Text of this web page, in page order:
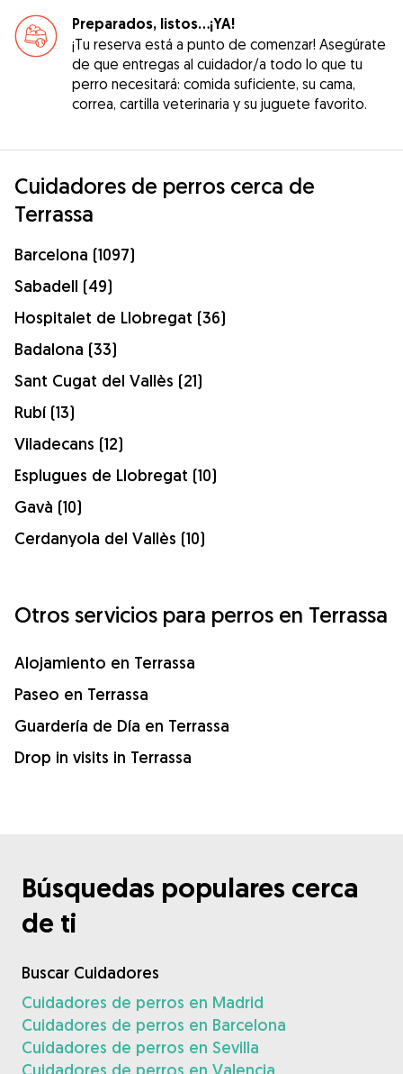
Preparados, listos...¡YA!
¡Tu reserva está a punto de comenzar! Asegúrate
de que entregas al cuidador/a todo lo que tu
perro necesitará: comida suficiente, su cama,
correa, cartilla veterinaria y su juguete favorito.
Cuidadores de perros cerca de
Terrassa
Barcelona (1097)
Sabadell (49)
Hospitalet de Llobregat (36)
Badalona (33)
Sant Cugat del Vallès (21)
Rubí (13)
Viladecans (12)
Esplugues de Llobregat (10)
Gavà (10)
Cerdanyola del Vallès (10)
Otros servicios para perros en Terrassa
Alojamiento en Terrassa
Paseo en Terrassa
Guardería de Día en Terrassa
Drop in visits in Terrassa
Búsquedas populares cerca
de ti
Buscar Cuidadores
Cuidadores de perros en Madrid
Cuidadores de perros en Barcelona
Cuidadores de perros en Sevilla